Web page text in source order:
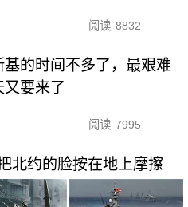
阅读 8832
基的时间不多了，最艰难
又要来了
阅读 7995
北约的脸按在地上摩擦